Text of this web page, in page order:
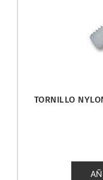
TORNILLO